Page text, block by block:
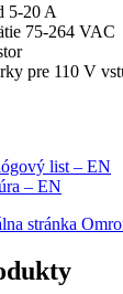
5-20 A
75-264 VAC
pre 110 V
list – EN
– EN
stránka